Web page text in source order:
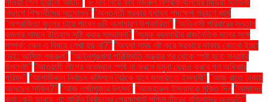
পাওয়া গেল হারানো আংটি" "৮ দবি নিয়ে কবি নজরুল বিশ্ববিদ্যালয়ের মিডিয়া স্টাডিজ
বিভাগে শিক্ষার্থীদের আন্দোলন" "অন্তর্বর্তী সরকার যথাযথ পদক্ষেপ গ্রহণে ব্যর্থ
"অপরাজিতা ফুলের চায়ে পাবেন ৬টি অসাধারণ উপকারিতা" "অভিবাসী পরিবারের সন্তান
কমলার সামনে ইতিহাস সৃষ্টি করার সম্ভাবনা" "অমুক ব্যবসায়ীর রাজনৈতিক দলের সঙ্গে
সম্পর্ক: কেন এ বিষয়ে লেখা হয় না?" "অযথা সময় নষ্ট করে সরকারে থাকার কোনো ইচ্ছা
নেই: আসিফ নজরুল" "আইনশৃঙ্খলা পরিস্থিতি সন্ধ্যার পর থেকে স্পষ্ট হবে: স্বরাষ্ট্র
উপদেষ্টা" "আওয়ামী লীগের অবস্থান স্পষ্ট না করলে যমুনা ঘেরাও করবে গণ অধিকার
পরিষদ" "আগামীকাল নির্বাচন কমিশনে বৈঠকে যাবে জামায়াতে ইসলামী" "আজ রাতে ঢাকায়
আসছেন সাকিব?" "আজ লক্ষ্মীপূজার উৎসব" "আজহারুল ইসলামকে মুক্তি দিন "আমাদের
কথা কেউ ভাবছে না: মার্কিন নির্বাচনের প্রেক্ষাপটে পশ্চিম তীরের বাসিন্দাদের অনুভূতি"